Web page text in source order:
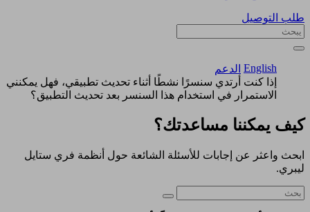
طلب التوصيل
English الدعم
إذا كنت أرتدي سنسرًا نشطًا أثناء تحديث تطبيقي، فهل يمكنني
الاستمرار في استخدام هذا السنسر بعد تحديث التطبيق؟
كيف يمكننا مساعدتك؟
ابحث واعثر عن إجابات للأسئلة الشائعة حول أنظمة فري ستايل
ليبري.